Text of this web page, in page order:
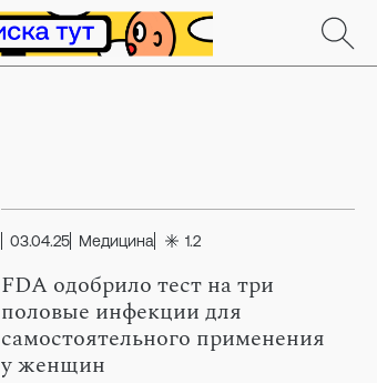
03.04.25 Медицина 1.2
FDA одобрило тест на три
половые инфекции для
самостоятельного применения
у женщин